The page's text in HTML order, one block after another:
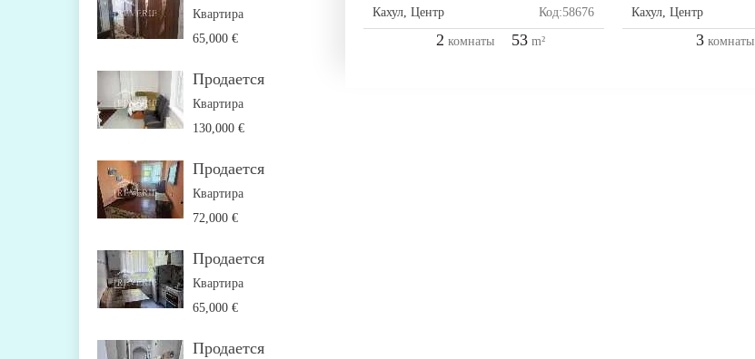
Квартира
65,000 €
Продается
Квартира
130,000 €
Продается
Квартира
72,000 €
Продается
Квартира
65,000 €
Продается
Кахул, Центр Код:58676
2 комнаты 53m²
Кахул,Центр
3комнаты